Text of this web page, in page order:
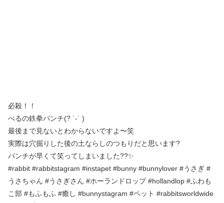
必殺！！
べるの鉄拳パンチ(? ˙-˙ )
最後まで見ないとわからないですよ〜笑
実際は穴掘りした後の土ならしのつもりだと思います?
パンチが早くて笑ってしまいました??✨
#rabbit #rabbitstagram #instapet #bunny #bunnylover #うさぎ #
うさちゃん #うさぎさん #ホーランドロップ #hollandlop #ふわも
こ部 #もふもふ #癒し #bunnystagram #ペット #rabbitsworldwide